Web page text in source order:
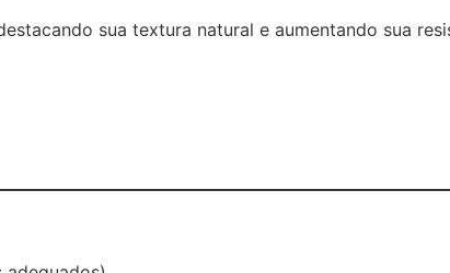
sua textura natural e aumentando sua